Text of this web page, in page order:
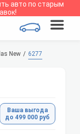
авто по старым
New 6277
Ваша выгода
до 499 000 руб